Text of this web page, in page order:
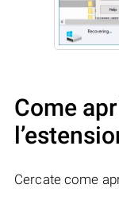
Come
Cercate come